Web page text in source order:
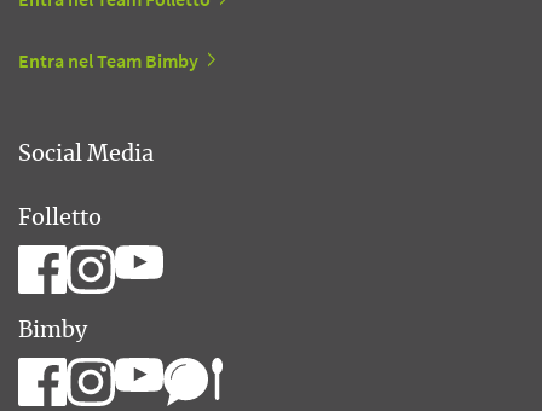
Entra nel Team Bimby
Social Media
Folletto
Bimby